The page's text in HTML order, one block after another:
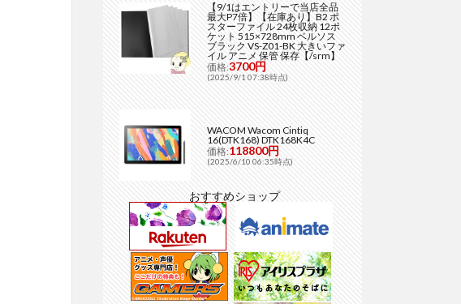
【9/1はエントリーで当店全品
最大P7倍】【在庫あり】B2 ポ
スターファイル 24枚収納 12ポ
ケット 515×728mm ベルソス
ブラック VS-Z01-BK 大きいファ
イル アニメ 保管 保存【/srm】
価格:3700円
(2025/9/1 07:38時点)
WACOM Wacom Cintiq
16(DTK168) DTK168K4C
価格:118800円
(2025/6/10 06:35時点)
おすすめショップ